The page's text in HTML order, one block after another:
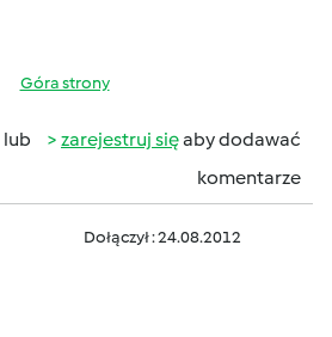
Góra strony
lub zarejestruj sięaby dodawać
komentarze
Dołączył : 24.08.2012